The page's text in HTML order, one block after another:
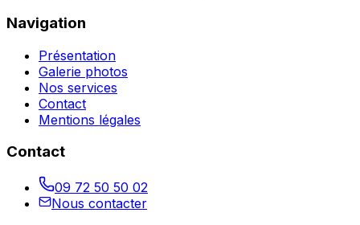
Navigation
Présentation
Galerie photos
Nos services
Contact
Mentions légales
Contact
09 72 50 50 02
Nous contacter